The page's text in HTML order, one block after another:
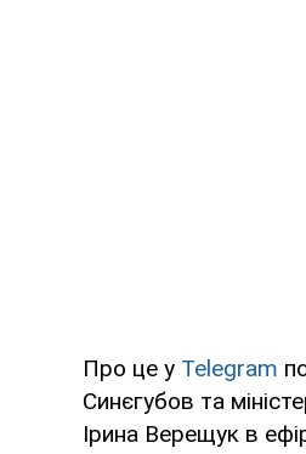
Про це у Telegram
Синєгубов та
Ірина Верещук в